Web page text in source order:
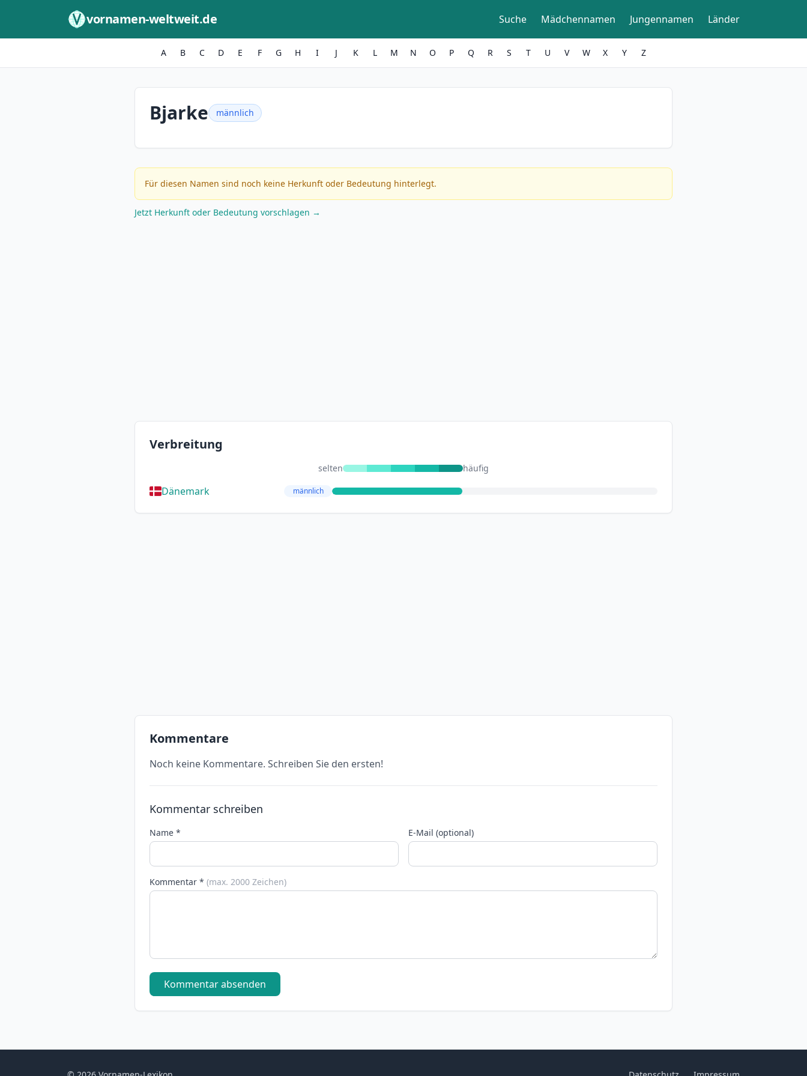
vornamen-weltweit.de Suche Mädchennamen Jungennamen Länder
A B C D E F G H I J K L M N O P Q R S T U V W X Y Z
Bjarke männlich
Für diesen Namen sind noch keine Herkunft oder Bedeutung hinterlegt.
Jetzt Herkunft oder Bedeutung vorschlagen →
Verbreitung
selten häufig
Dänemark männlich
Kommentare
Noch keine Kommentare. Schreiben Sie den ersten!
Kommentar schreiben
Name * E-Mail (optional)
Kommentar * (max. 2000 Zeichen)
Kommentar absenden